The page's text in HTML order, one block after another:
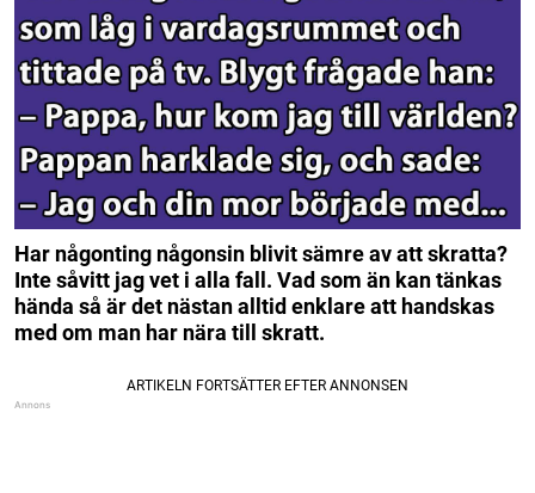
Har någonting någonsin blivit sämre av att skratta?
Inte såvitt jag vet i alla fall. Vad som än kan tänkas
hända så är det nästan alltid enklare att handskas
med om man har nära till skratt.